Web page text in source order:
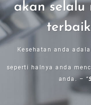
akan selalu
Kesehatan anda
seperti halnya anda
anda. – “